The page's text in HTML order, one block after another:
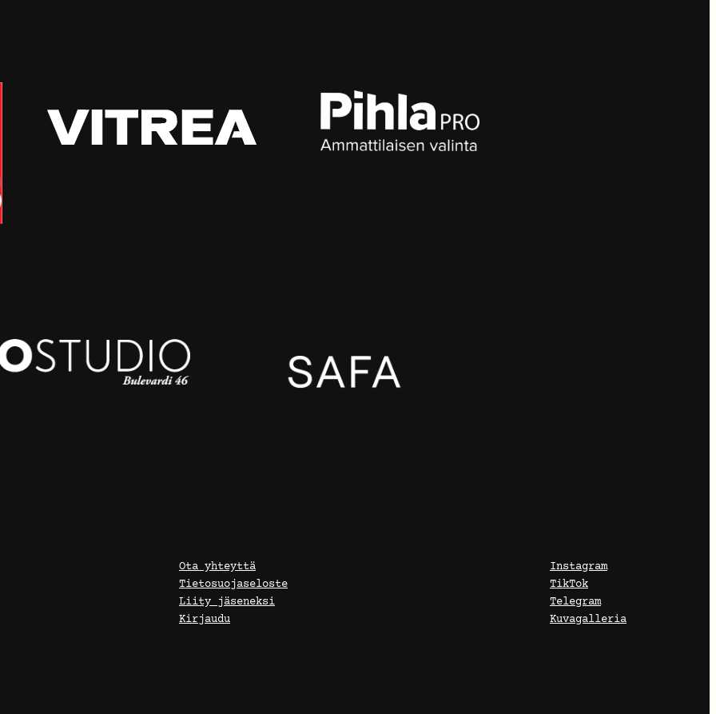
Ota yhteyttä
Tietosuojaseloste
Liity jäseneksi
Kirjaudu
Instagram
TikTok
Telegram
Kuvagalleria